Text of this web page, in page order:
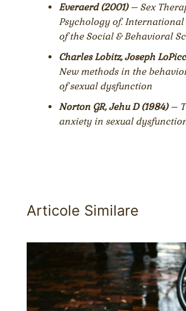
Everaerd (2001)– Sex
Psychology of.
of the Social & Behavioral
Charles Lobitz, Joseph
New methods in the
of sexual dysfunction
Norton GR, Jehu D (1984)–
anxiety in sexual
Articole Similare